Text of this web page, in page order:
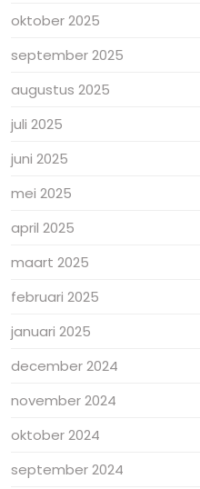
oktober 2025
september 2025
augustus 2025
juli 2025
juni 2025
mei 2025
april 2025
maart 2025
februari 2025
januari 2025
december 2024
november 2024
oktober 2024
september 2024